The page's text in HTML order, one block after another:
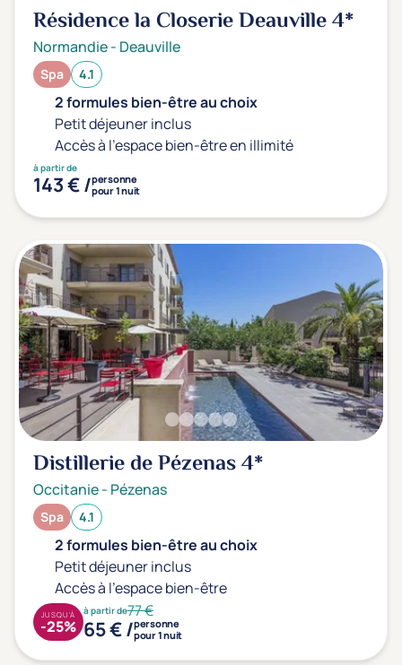
Résidence la Closerie Deauville4*
Normandie- Deauville
Spa 4.1
2 formules bien-être au choix
Petit déjeuner inclus
Accès à l'espace bien-être en illimité
à partir de
143 € /personne
pour 1 nuit
Distillerie de Pézenas4*
Occitanie- Pézenas
Spa 4.1
2 formules bien-être au choix
Petit déjeuner inclus
Accès à l'espace bien-être
à partir de77 €
65 € /personne
pour 1 nuit
JUSQU'À
-25%